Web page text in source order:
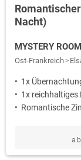
Nacht)
MYSTERY
Ost-Frankreich
1x
1x reichhaltiges
Romantische
ab